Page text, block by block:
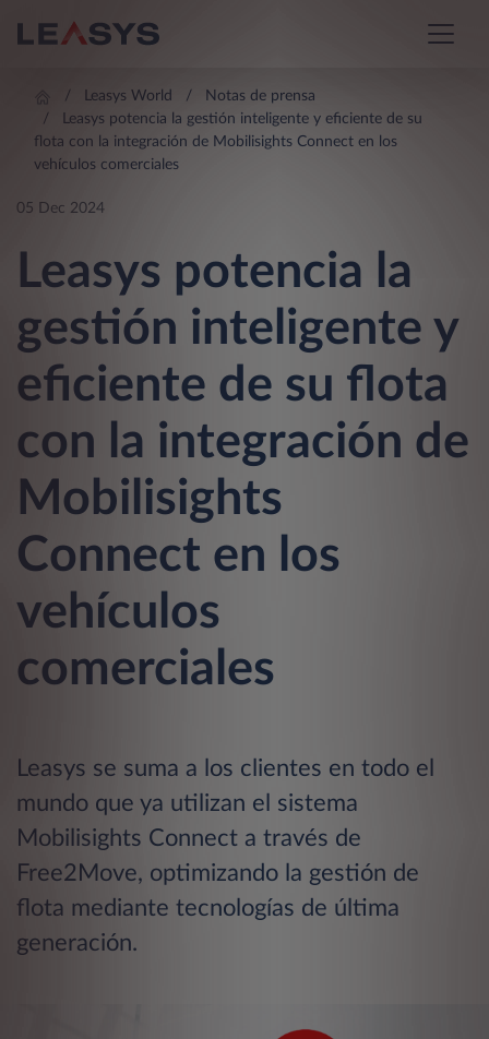
Leasys World
Notas de prensa
Leasys potencia la gestión inteligente y eficiente de su
flota con la integración de Mobilisights Connect en los
vehículos comerciales
05 Dec 2024
Leasys potencia la
gestión inteligente y
eficiente de su flota
con la integración de
Mobilisights
Connect en los
vehículos
comerciales
Leasys se suma a los clientes en todo el
mundo que ya utilizan el sistema
Mobilisights Connect a través de
Free2Move, optimizando la gestión de
flota mediante tecnologías de última
generación.